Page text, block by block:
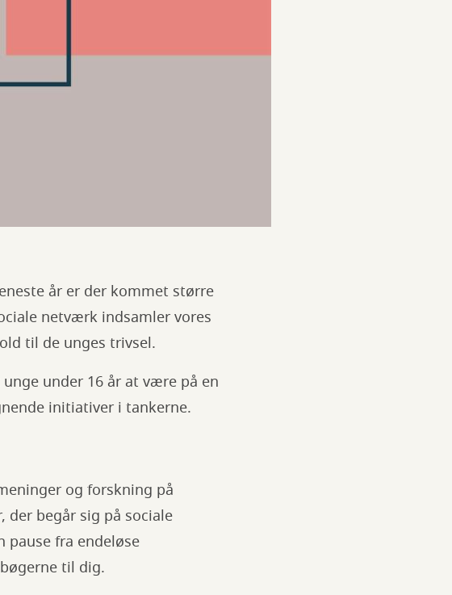
år er der kommet større
netværk indsamler vores
til de unges trivsel.
under 16 år at være på en
initiativer i tankerne.
og forskning på
begår sig på sociale
fra endeløse
til dig.